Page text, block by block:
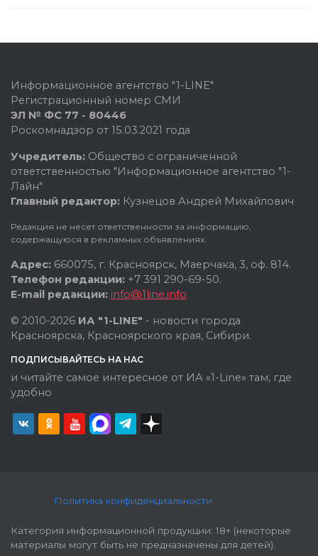
Информационное агентство "1-LINE"
Регистрационный номер СМИ
ЭЛ № ФС 77 - 80446
Роскомнадзор от 15.03.2021 года
Учредитель: Общество с ограниченной
ответственностью "Информационное агентство "1-
Лайн"
Главный редактор: Кузнецов Андрей Михайлович
Редакция не несет ответственности за информацию,
содержащуюся в рекламных объявлениях.
Адрес: 660075, г. Красноярск, Маерчака, 3, оф. 814.
Телефон редакции: +7 391 290-69-50.
E-mail редакции: info@1line.info
© 2010-2026 ИА "1-LINE" - новости города
Красноярска, Красноярского края, Сибири.
ПОДПИСЫВАЙТЕСЬ НА НАС
и читайте самое интересное от ИА «1-Line» там, где
удобно
Политика конфиденциальности
Категория информационной продукции: 18+ (некоторые
материалы могут быть не предназначены для детей).